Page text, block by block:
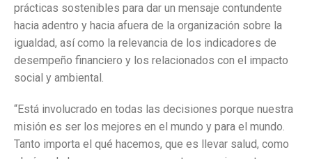
prácticas sostenibles para dar un mensaje contundente
hacia adentro y hacia afuera de la organización sobre la
igualdad, así como la relevancia de los indicadores de
desempeño financiero y los relacionados con el impacto
social y ambiental.
“Está involucrado en todas las decisiones porque nuestra
misión es ser los mejores en el mundo y para el mundo.
Tanto importa el qué hacemos, que es llevar salud, como